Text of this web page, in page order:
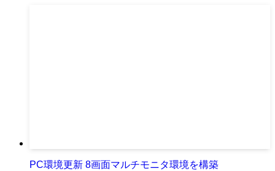
PC環境更新 8画面マルチモニタ環境を構築